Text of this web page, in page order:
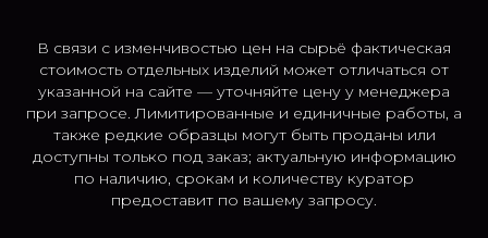
В связи с изменчивостью цен на сырьё фактическая
стоимость отдельных изделий может отличаться от
указанной на сайте — уточняйте цену у менеджера
при запросе. Лимитированные и единичные работы, а
также редкие образцы могут быть проданы или
доступны только под заказ; актуальную информацию
по наличию, срокам и количеству куратор
предоставит по вашему запросу.